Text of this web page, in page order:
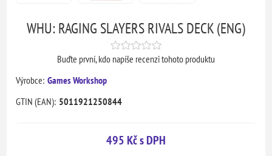
WHU: RAGING SLAYERS RIVALS DECK (ENG)
Buďte první, kdo napíše recenzi tohoto produktu
Výrobce: Games Workshop
GTIN (EAN): 5011921250844
495 Kč s DPH